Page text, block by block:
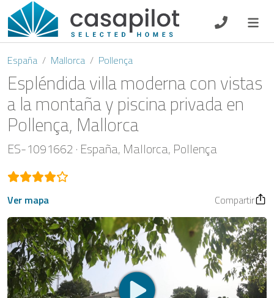
DE EN
Oferta de desayuno
Vouchers
Propietario
España Mallorca Pollença
Espléndida villa moderna con vistas
a la montaña y piscina privada en
Pollença, Mallorca
ES-1091662 España Mallorca Pollença
Ver mapa Compartir